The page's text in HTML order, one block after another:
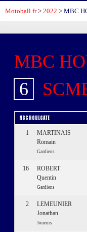
Motoball.fr> 2022 > MBC
MBC
6
MBC HOULGATE
1
MARTINAIS
Romain
Gardiens
16
ROBERT
Quentin
Gardiens
2
LEMEUNIER
Jonathan
Joueurs